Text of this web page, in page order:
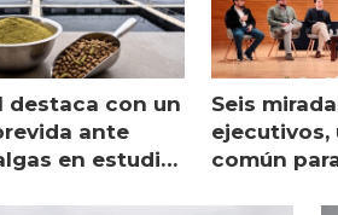
destaca con un
ante
en estudio
Seis
ejecutivos,
común